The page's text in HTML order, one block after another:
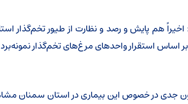
هم پایش و رصد و نظارت از طیور تخم‌گذار
اساس استقرار واحدهای مرغ‌های تخم‌گذار
جدی در خصوص این بیماری در استان سمنان